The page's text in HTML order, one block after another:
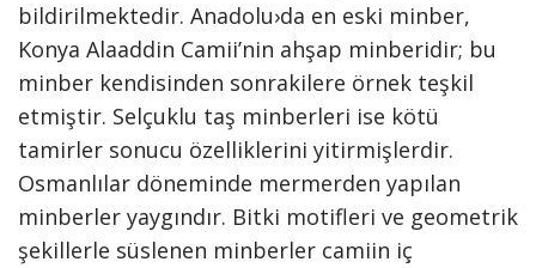
bildirilmektedir. Anadolu›da en eski minber,
Konya Alaaddin Camii’nin ahşap minberidir; bu
minber kendisinden sonrakilere örnek teşkil
etmiştir. Selçuklu taş minberleri ise kötü
tamirler sonucu özelliklerini yitirmişlerdir.
Osmanlılar döneminde mermerden yapılan
minberler yaygındır. Bitki motifleri ve geometrik
şekillerle süslenen minberler camiin iç